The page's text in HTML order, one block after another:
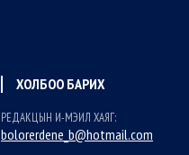
ХОЛБОО БАРИХ
РЕДАКЦЫН И-МЭИЛ ХАЯГ:
bolorerdene_b@hotmail.com